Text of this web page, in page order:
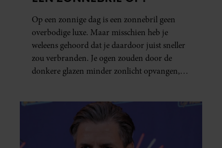
Op een zonnige dag is een zonnebril geen
overbodige luxe. Maar misschien heb je
weleens gehoord dat je daardoor juist sneller
zou verbranden. Je ogen zouden door de
donkere glazen minder zonlicht opvangen,
ook echt? Wij zoeken uit hoe het zit.